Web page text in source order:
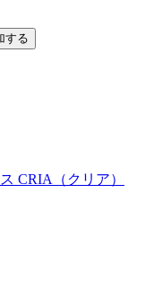
する
CRIA（クリア）